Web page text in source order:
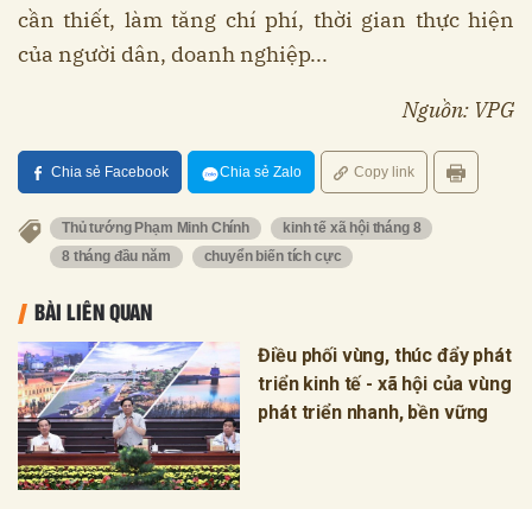
cần thiết, làm tăng chí phí, thời gian thực hiện
của người dân, doanh nghiệp...
Nguồn: VPG
Chia sẻ Facebook Chia sẻ Zalo Copy link
Thủ tướng Phạm Minh Chính
kinh tế xã hội tháng 8
8 tháng đầu năm
chuyển biến tích cực
BÀI LIÊN QUAN
Điều phối vùng, thúc đẩy phát
triển kinh tế - xã hội của vùng
phát triển nhanh, bền vững